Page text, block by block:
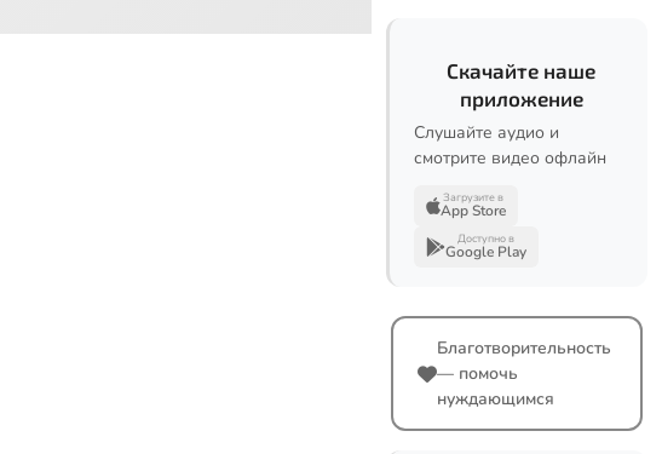
Скачайте наше
приложение
Слушайте аудио и
смотрите видео офлайн
Загрузите в
App Store
Доступно в
Google Play
Благотворительность
— помочь
нуждающимся